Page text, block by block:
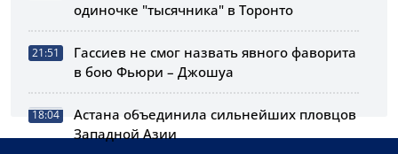
одиночке "тысячника" в Торонто
21:51
Гассиев не смог назвать явного фаворита
в бою Фьюри – Джошуа
18:04
Астана объединила сильнейших пловцов
Западной Азии